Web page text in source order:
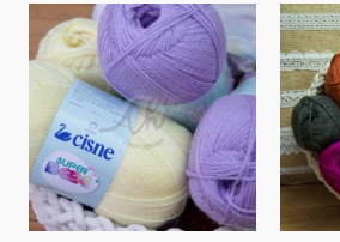
Rango
de
precios:
desde
$0.00
hasta
$16,060.00